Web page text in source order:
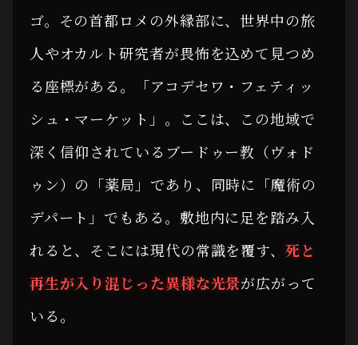
ゴ。その首都ロメの外縁部に、世界中の旅
人やオカルト研究者が畏怖を込めて見つめ
る座標がある。「アコデセワ・フェティッ
シュ・マーケット」。ここは、この地域で
深く信仰されているブードゥー教（ヴォド
ゥン）の「薬局」であり、同時に「魔術の
デパート」でもある。敷地内に足を踏み入
れると、そこには現代の常識を覆す、死と
再生が入り混じった異様な光景が広がって
いる。